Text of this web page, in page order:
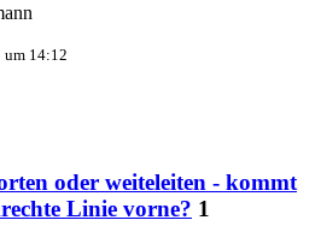
um 14:12
oder weiteleiten - kommt
Linie vorne? 1